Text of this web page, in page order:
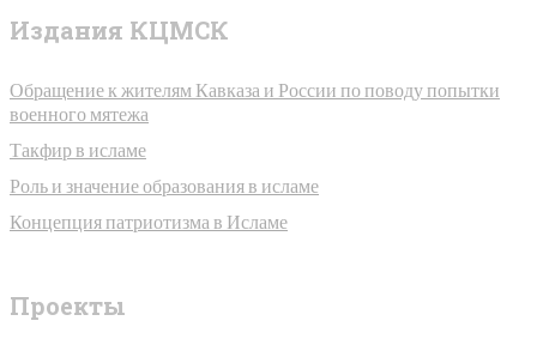
Издания КЦМСК
Обращение к жителям Кавказа и России по поводу попытки
военного мятежа
Такфир в исламе
Роль и значение образования в исламе
Концепция патриотизма в Исламе
Проекты